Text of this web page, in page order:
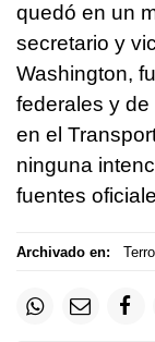
quedó en un
secretario y
Washington,
federales y de
en el
ninguna
fuentes
Archivado en: